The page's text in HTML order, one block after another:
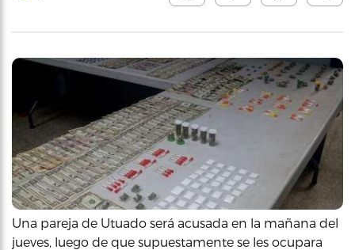
Una pareja de Utuado será acusada en la mañana del
jueves, luego de que supuestamente se les ocupara